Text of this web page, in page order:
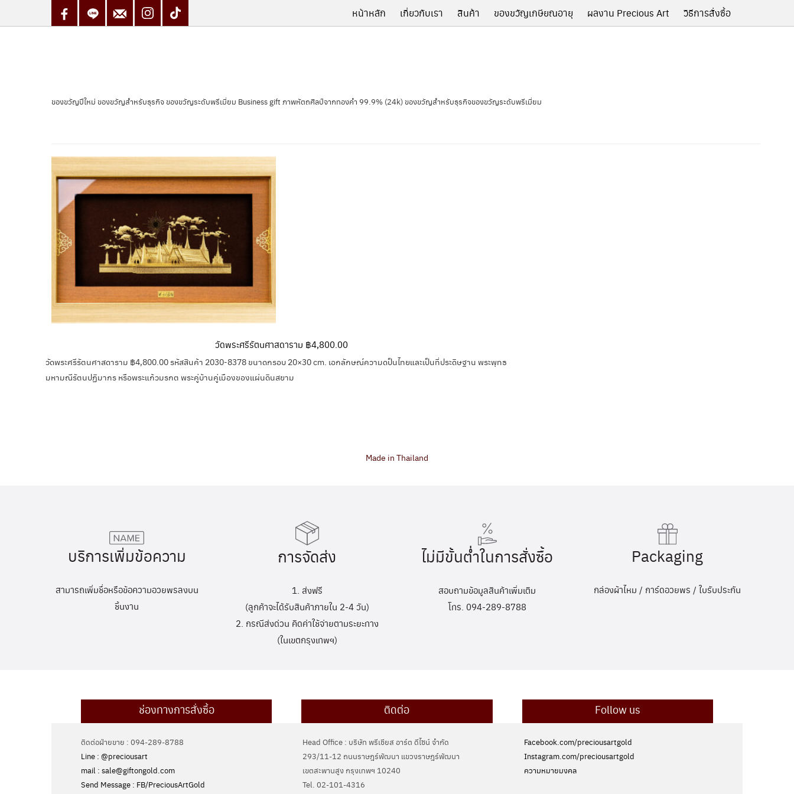
หน้าหลัก เกี่ยวกับเรา สินค้า ของขวัญเกษียณอายุ ผลงาน Precious Art วิธีการสั่งซื้อ
ของขวัญปีใหม่ ของขวัญสำหรับธุรกิจ ของขวัญระดับพรีเมี่ยม Business gift ภาพหัตถศิลป์จากทองคำ 99.9% (24k) ของขวัญสำหรับธุรกิจของขวัญระดับพรีเมี่ยม
วัดพระศรีรัตนศาสดาราม ฿4,800.00
วัดพระศรีรัตนศาสดาราม ฿4,800.00 รหัสสินค้า 2030-8378 ขนาดกรอบ 20×30 cm. เอกลักษณ์ความดป็นไทยและเป็นที่ประดิษฐาน พระพุทธ
มหามณีรัตนปฏิมากร หรือพระแก้วมรกต พระคู่บ้านคู่เมืองของแผ่นดินสยาม
Made in Thailand
บริการเพิ่มข้อความ
สามารถเพิ่มชื่อหรือข้อความอวยพรลงบน
ชิ้นงาน
การจัดส่ง
1. ส่งฟรี
(ลูกค้าจะได้รับสินค้าภายใน 2-4 วัน)
2. กรณีส่งด่วน คิดค่าใช้จ่ายตามระยะทาง
(ในเขตกรุงเทพฯ)
ไม่มีขั้นต่ำในการสั่งซื้อ
สอบถามข้อมูลสินค้าเพิ่มเติม
โทร. 094-289-8788
Packaging
กล่องผ้าไหม / การ์ดอวยพร / ใบรับประกัน
ช่องทางการสั่งซื้อ ติดต่อ Follow us
ติดต่อฝ่ายขาย : 094-289-8788
Line : @preciousart
mail : sale@giftongold.com
Send Message : FB/PreciousArtGold
Head Office : บริษัท พรีเชียส อาร์ต ดีไซน์ จำกัด
293/11-12 ถนนราษฎร์พัฒนา แขวงราษฎร์พัฒนา
เขตสะพานสูง กรุงเทพฯ 10240
Tel. 02-101-4316
Facebook.com/preciousartgold
Instagram.com/preciousartgold
ความหมายมงคล